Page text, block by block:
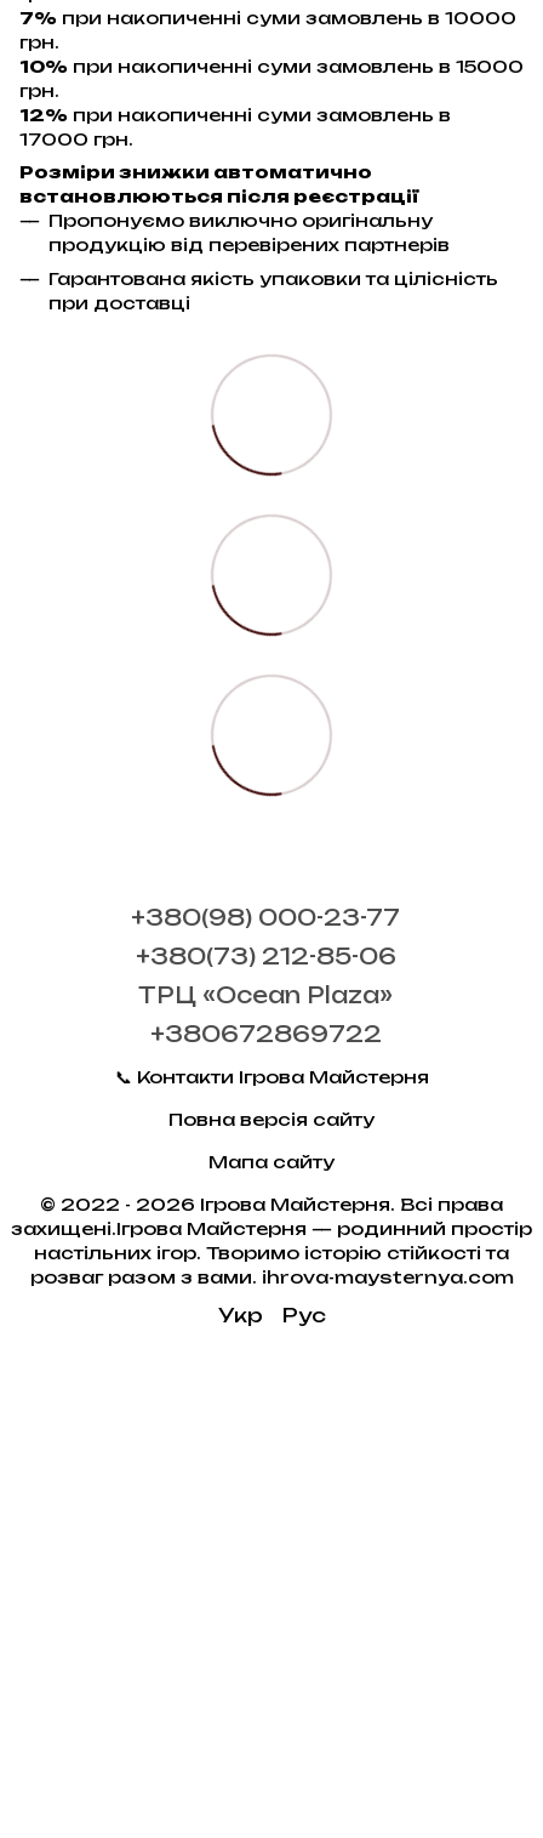
7% при накопиченні суми замовлень в 10000
грн.
10% при накопиченні суми замовлень в 15000
грн.
12% при накопиченні суми замовлень в
17000 грн.
Розміри знижки автоматично
встановлюються після реєстрації
Пропонуємо виключно оригінальну
продукцію від перевірених партнерів
Гарантована якість упаковки та цілісність
при доставці
+380(98) 000-23-77
+380(73) 212-85-06
ТРЦ «Ocean Plaza»
+380672869722
📞 Контакти Ігрова Майстерня
Повна версія сайту
Мапа сайту
© 2022 - 2026 Ігрова Майстерня. Всі права
захищені.Ігрова Майстерня — родинний простір
настільних ігор. Творимо історію стійкості та
розваг разом з вами. ihrova-maysternya.com
Укр Рус